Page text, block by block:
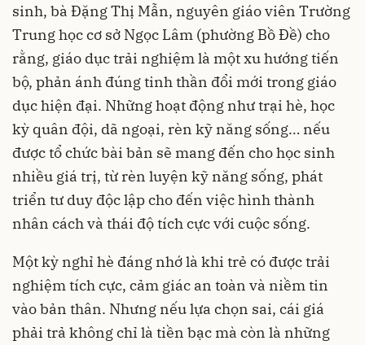
sinh, bà Đặng Thị Mẫn, nguyên giáo viên Trường
Trung học cơ sở Ngọc Lâm (phường Bồ Đề) cho
rằng, giáo dục trải nghiệm là một xu hướng tiến
bộ, phản ánh đúng tinh thần đổi mới trong giáo
dục hiện đại. Những hoạt động như trại hè, học
kỳ quân đội, dã ngoại, rèn kỹ năng sống… nếu
được tổ chức bài bản sẽ mang đến cho học sinh
nhiều giá trị, từ rèn luyện kỹ năng sống, phát
triển tư duy độc lập cho đến việc hình thành
nhân cách và thái độ tích cực với cuộc sống.
Một kỳ nghỉ hè đáng nhớ là khi trẻ có được trải
nghiệm tích cực, cảm giác an toàn và niềm tin
vào bản thân. Nhưng nếu lựa chọn sai, cái giá
phải trả không chỉ là tiền bạc mà còn là những